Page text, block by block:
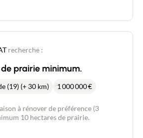
recherche :
de prairie minimum.
(19) (+ 30 km) 1 000 000€
à rénover de préférence (3
10 hectares de prairie.